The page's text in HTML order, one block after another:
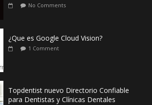
No Comments
¿Que es Google Cloud Vision?
1 Comment
Topdentist nuevo Directorio Confiable
para Dentistas y Clínicas Dentales